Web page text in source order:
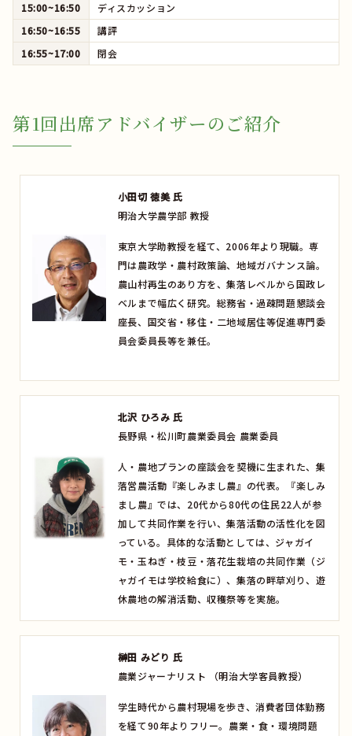
15:00~16:50
ディスカッション
16:50~16:55
講評
16:55~17:00
閉会
第1回出席アドバイザーのご紹介
小田切 徳美 氏
明治大学農学部 教授
東京大学助教授を経て、2006年より現職。専
門は農政学・農村政策論、地域ガバナンス論。
農山村再生のあり方を、集落レベルから国政レ
ベルまで幅広く研究。総務省・過疎問題懇談会
座長、国交省・移住・二地域居住等促進専門委
員会委員長等を兼任。
北沢 ひろみ 氏
長野県・松川町農業委員会 農業委員
人・農地プランの座談会を契機に生まれた、集
落営農活動『楽しみまし農』の代表。『楽しみ
まし農』では、20代から80代の住民22人が参
加して共同作業を行い、集落活動の活性化を図
っている。具体的な活動としては、ジャガイ
モ・玉ねぎ・枝豆・落花生栽培の共同作業（ジ
ャガイモは学校給食に）、集落の畔草刈り、遊
休農地の解消活動、収穫祭等を実施。
榊田 みどり 氏
農業ジャーナリスト （明治大学客員教授）
学生時代から農村現場を歩き、消費者団体勤務
を経て90年よりフリー。農業・食・環境問題